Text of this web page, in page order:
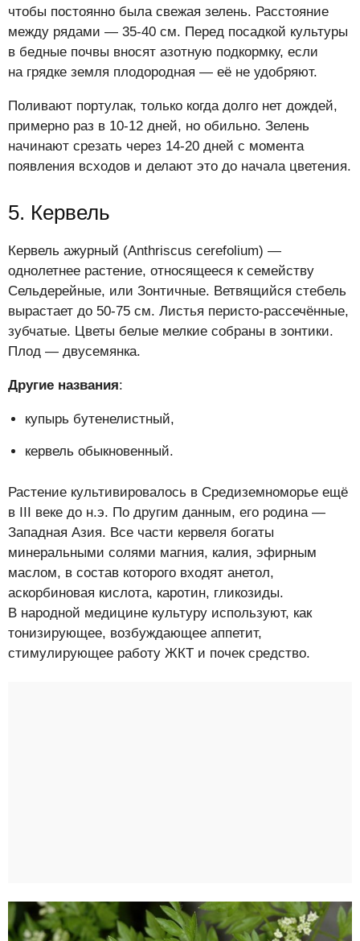
чтобы постоянно была свежая зелень. Расстояние
между рядами — 35-40 см. Перед посадкой культуры
в бедные почвы вносят азотную подкормку, если
на грядке земля плодородная — её не удобряют.
Поливают портулак, только когда долго нет дождей,
примерно раз в 10-12 дней, но обильно. Зелень
начинают срезать через 14-20 дней с момента
появления всходов и делают это до начала цветения.
5. Кервель
Кервель ажурный (Anthriscus cerefolium) —
однолетнее растение, относящееся к семейству
Cельдерейные, или Зонтичные. Ветвящийся стебель
вырастает до 50-75 см. Листья перисто-рассечённые,
зубчатые. Цветы белые мелкие собраны в зонтики.
Плод — двусемянка.
Другие названия:
купырь бутенелистный,
кервель обыкновенный.
Растение культивировалось в Средиземноморье ещё
в III веке до н.э. По другим данным, его родина —
Западная Азия. Все части кервеля богаты
минеральными солями магния, калия, эфирным
маслом, в состав которого входят анетол,
аскорбиновая кислота, каротин, гликозиды.
В народной медицине культуру используют, как
тонизирующее, возбуждающее аппетит,
стимулирующее работу ЖКТ и почек средство.